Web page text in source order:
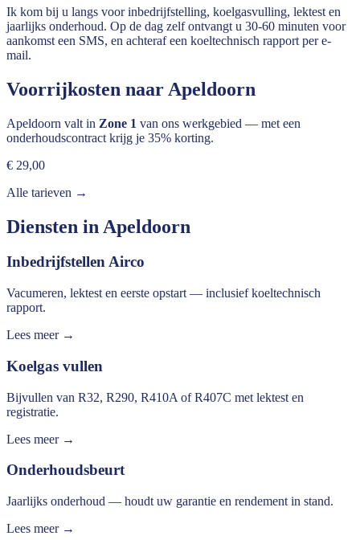
Ik kom bij u langs voor inbedrijfstelling, koelgasvulling, lektest en
jaarlijks onderhoud. Op de dag zelf ontvangt u 30-60 minuten voor
aankomst een SMS, en achteraf een koeltechnisch rapport per e-
mail.
Voorrijkosten naar Apeldoorn
Apeldoorn valt in Zone 1 van ons werkgebied — met een
onderhoudscontract krijg je 35% korting.
€ 29,00
Alle tarieven →
Diensten in Apeldoorn
Inbedrijfstellen Airco
Vacumeren, lektest en eerste opstart — inclusief koeltechnisch
rapport.
Lees meer →
Koelgas vullen
Bijvullen van R32, R290, R410A of R407C met lektest en
registratie.
Lees meer →
Onderhoudsbeurt
Jaarlijks onderhoud — houdt uw garantie en rendement in stand.
Lees meer →